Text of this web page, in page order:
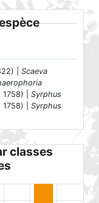
| Scaeva
| Syrphus
| Syrphus
classes